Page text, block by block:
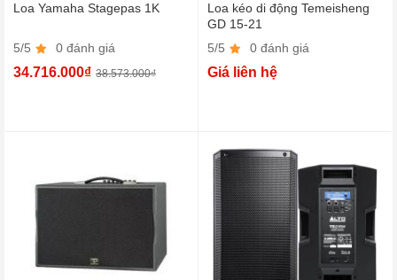
Loa Yamaha Stagepas 1K
5/5 0 đánh giá
34.716.000₫ 38.573.000₫
Loa kéo di động Temeisheng
GD 15-21
5/5
0 đánh giá
Giá liên hệ